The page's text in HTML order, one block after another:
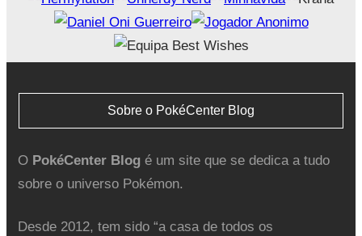
Sobre o PokéCenter Blog
O PokéCenter Blogé um site que se dedica a tudo
sobre o universo Pokémon.
Desde 2012, tem sido “a casa de todos os